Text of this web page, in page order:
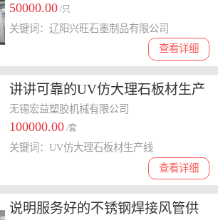
如何
50000.00 /只
查看详细
关键词：辽阳兴旺石墨制品有限公司
讲讲可靠的UV仿大理石板材生产
线，哪家能提供数据化管理方案
和优质原材料？
无锡宏益塑胶机械有限公司
100000.00 /套
查看详细
关键词：UV仿大理石板材生产线
说明服务好的不锈钢焊接风管供